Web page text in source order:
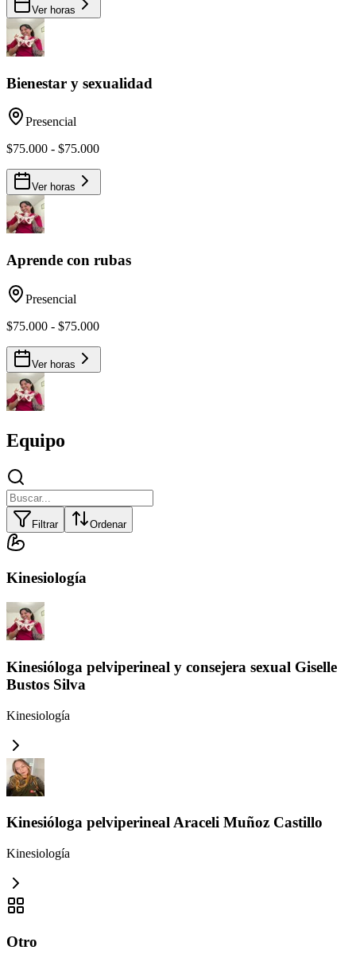
Ver horas
Bienestar y sexualidad
Presencial
$75.000 - $75.000
Ver horas
Aprende con rubas
Presencial
$75.000 - $75.000
Ver horas
Equipo
Filtrar Ordenar
Kinesiología
Kinesióloga pelviperineal y consejera sexual Giselle
Bustos Silva
Kinesiología
Kinesióloga pelviperineal Araceli Muñoz Castillo
Kinesiología
Otro